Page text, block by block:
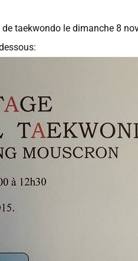
taekwondo le dimanche 8